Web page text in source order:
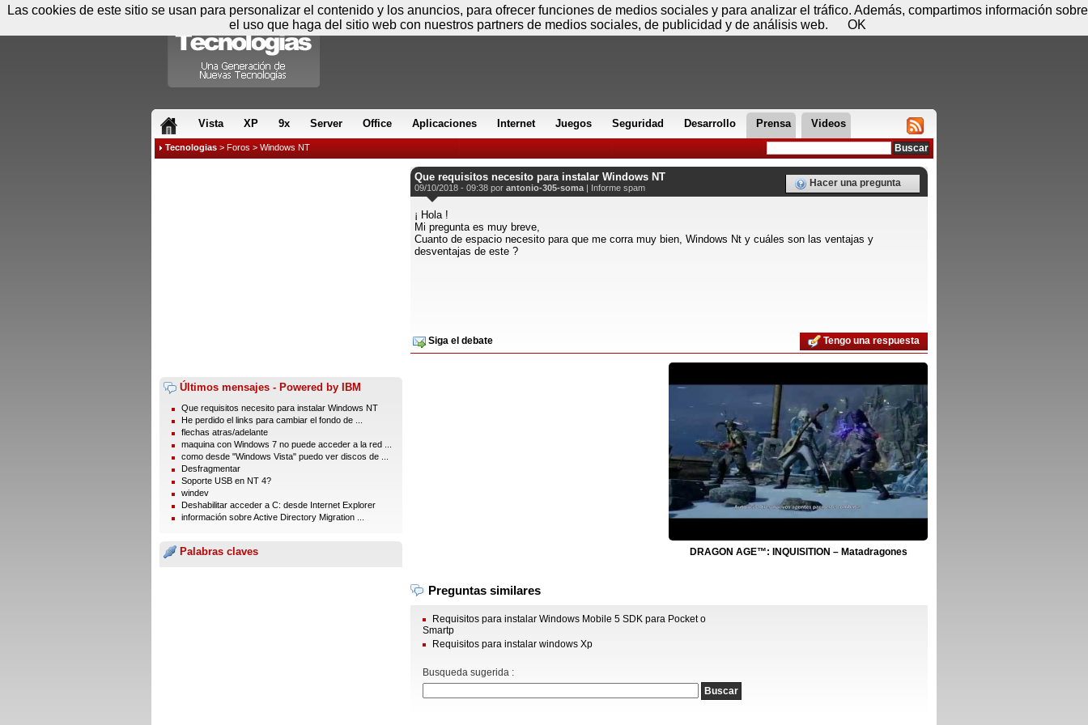
Vista XP 9x Server Office Aplicaciones Internet Juegos Seguridad Desarrollo Prensa Videos
Tecnologias > Foros > Windows NT
Últimos mensajes - Powered by IBM
Que requisitos necesito para instalar Windows NT
He perdido el links para cambiar el fondo de ...
flechas atras/adelante
maquina con Windows 7 no puede acceder a la red ...
como desde "Windows Vista" puedo ver discos de ...
Desfragmentar
Soporte USB en NT 4?
windev
Deshabilitar acceder a C: desde Internet Explorer
información sobre Active Directory Migration ...
Palabras claves
Que requisitos necesito para instalar Windows NT
09/10/2018 - 09:38 por antonio-305-soma | Informe spam Hacer una pregunta
¡ Hola !
Mi pregunta es muy breve,
Cuanto de espacio necesito para que me corra muy bien, Windows Nt y cuáles son las ventajas y
desventajas de este ?
Siga el debate Tengo una respuesta
DRAGON AGE™: INQUISITION – Matadragones
Preguntas similares
Requisitos para instalar Windows Mobile 5 SDK para Pocket o
Smartp
Requisitos para instalar windows Xp
Busqueda sugerida :
Sábado 08 de agosto - 18:48 Registrar Conectar
Las cookies de este sitio se usan para personalizar el contenido y los anuncios, para ofrecer funciones de medios sociales y para analizar el tráfico. Además, compartimos información sobre
el uso que haga del sitio web con nuestros partners de medios sociales, de publicidad y de análisis web.
OK